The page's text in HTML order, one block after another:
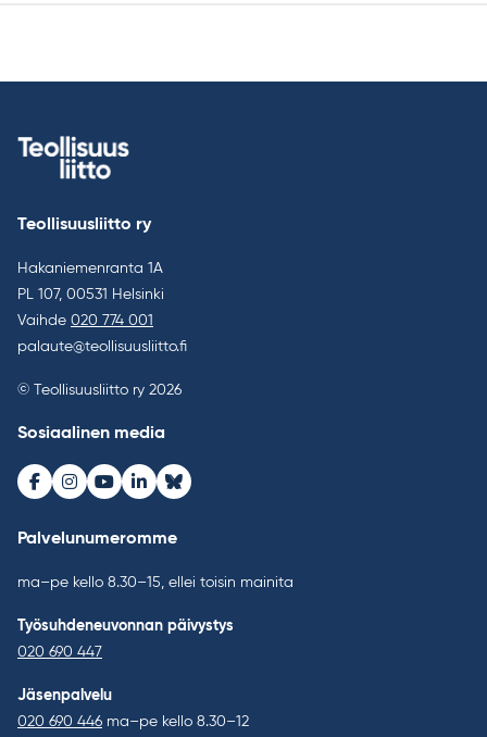
Teollisuusliitto ry
Hakaniemenranta 1A
PL 107, 00531 Helsinki
Vaihde 020 774 001
palaute@teollisuusliitto.fi
© Teollisuusliitto ry 2026
Sosiaalinen media
Facebook
Instagram
Youtube
LinkedInBluesky
Palvelunumeromme
ma–pe kello 8.30–15, ellei toisin mainita
Työsuhdeneuvonnan päivystys
020 690 447
Jäsenpalvelu
020 690 446 ma–pe kello 8.30–12